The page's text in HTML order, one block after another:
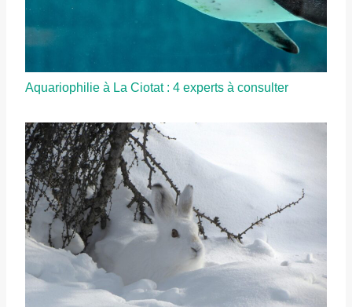
Aquariophilie à La Ciotat : 4 experts à consulter